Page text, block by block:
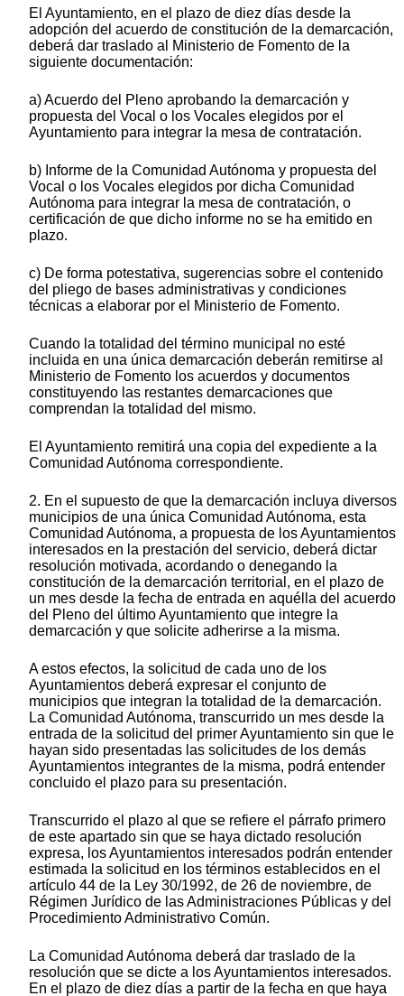
El Ayuntamiento, en el plazo de diez días desde la
adopción del acuerdo de constitución de la demarcación,
deberá dar traslado al Ministerio de Fomento de la
siguiente documentación:
a) Acuerdo del Pleno aprobando la demarcación y
propuesta del Vocal o los Vocales elegidos por el
Ayuntamiento para integrar la mesa de contratación.
b) Informe de la Comunidad Autónoma y propuesta del
Vocal o los Vocales elegidos por dicha Comunidad
Autónoma para integrar la mesa de contratación, o
certificación de que dicho informe no se ha emitido en
plazo.
c) De forma potestativa, sugerencias sobre el contenido
del pliego de bases administrativas y condiciones
técnicas a elaborar por el Ministerio de Fomento.
Cuando la totalidad del término municipal no esté
incluida en una única demarcación deberán remitirse al
Ministerio de Fomento los acuerdos y documentos
constituyendo las restantes demarcaciones que
comprendan la totalidad del mismo.
El Ayuntamiento remitirá una copia del expediente a la
Comunidad Autónoma correspondiente.
2. En el supuesto de que la demarcación incluya diversos
municipios de una única Comunidad Autónoma, esta
Comunidad Autónoma, a propuesta de los Ayuntamientos
interesados en la prestación del servicio, deberá dictar
resolución motivada, acordando o denegando la
constitución de la demarcación territorial, en el plazo de
un mes desde la fecha de entrada en aquélla del acuerdo
del Pleno del último Ayuntamiento que integre la
demarcación y que solicite adherirse a la misma.
A estos efectos, la solicitud de cada uno de los
Ayuntamientos deberá expresar el conjunto de
municipios que integran la totalidad de la demarcación.
La Comunidad Autónoma, transcurrido un mes desde la
entrada de la solicitud del primer Ayuntamiento sin que le
hayan sido presentadas las solicitudes de los demás
Ayuntamientos integrantes de la misma, podrá entender
concluido el plazo para su presentación.
Transcurrido el plazo al que se refiere el párrafo primero
de este apartado sin que se haya dictado resolución
expresa, los Ayuntamientos interesados podrán entender
estimada la solicitud en los términos establecidos en el
artículo 44 de la Ley 30/1992, de 26 de noviembre, de
Régimen Jurídico de las Administraciones Públicas y del
Procedimiento Administrativo Común.
La Comunidad Autónoma deberá dar traslado de la
resolución que se dicte a los Ayuntamientos interesados.
En el plazo de diez días a partir de la fecha en que haya